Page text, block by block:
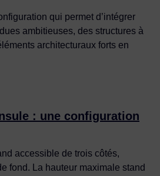
qui permet d’intégrer
ambitieuses, des structures à
architecturaux forts en
: une configuration
accessible de trois côtés,
fond. La hauteur maximale stand